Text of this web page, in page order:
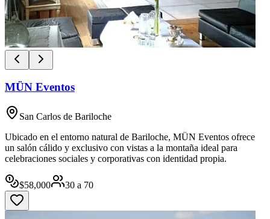
MÜN Eventos
San Carlos de Bariloche
Ubicado en el entorno natural de Bariloche, MÜN Eventos ofrece
un salón cálido y exclusivo con vistas a la montaña ideal para
celebraciones sociales y corporativas con identidad propia.
$58,000 30 a 70